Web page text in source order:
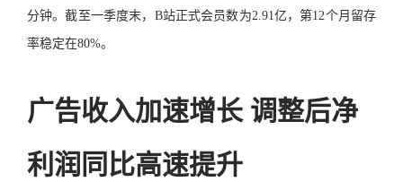
分钟。截至一季度末，B站正式会员数为2.91亿，第12个月留存
率稳定在80%。
广告收入加速增长 调整后净
利润同比高速提升